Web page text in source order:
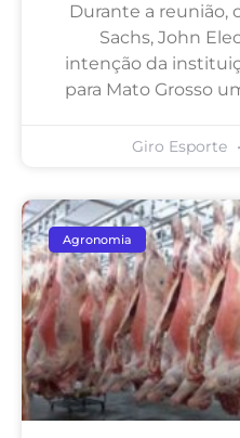
Durante a reunião,
Sachs, John
intenção da
para Mato Grosso
Giro Esporte
Agronomia